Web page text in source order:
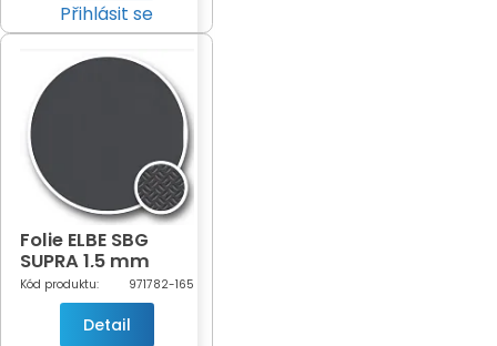
Přihlásit se
Folie ELBE SBG
SUPRA 1,5 mm
Antracite šíře
1,65m
(antracitová-782)
Kód produktu: 971782-165
Detail